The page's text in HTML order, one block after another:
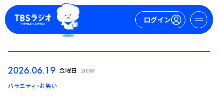
ログイン
ログイン
2026.06.19 金曜日 20:00
バラエティ・お笑い